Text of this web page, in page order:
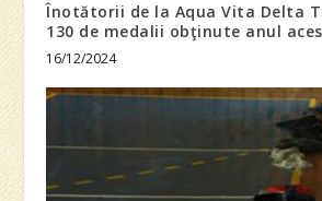
Înotătorii de la Aqua Vita Delta
130 de medalii obţinute anul
16/12/2024